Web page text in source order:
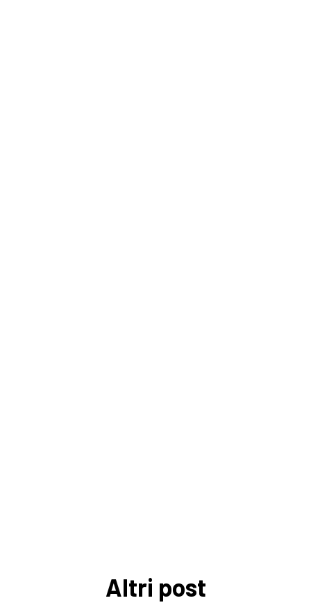
Altri post